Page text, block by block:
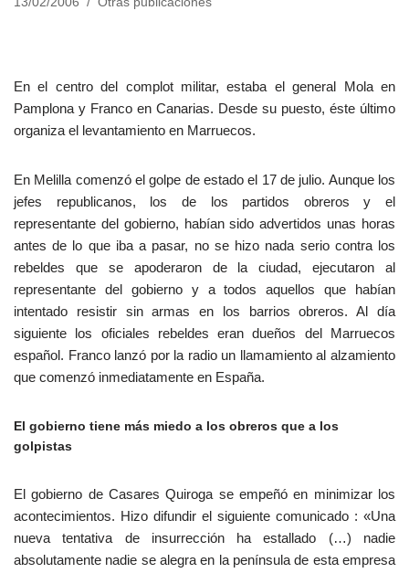
En el centro del complot militar, estaba el general Mola en
Pamplona y Franco en Canarias. Desde su puesto, éste último
organiza el levantamiento en Marruecos.
En Melilla comenzó el golpe de estado el 17 de julio. Aunque los
jefes republicanos, los de los partidos obreros y el
representante del gobierno, habían sido advertidos unas horas
antes de lo que iba a pasar, no se hizo nada serio contra los
rebeldes que se apoderaron de la ciudad, ejecutaron al
representante del gobierno y a todos aquellos que habían
intentado resistir sin armas en los barrios obreros. Al día
siguiente los oficiales rebeldes eran dueños del Marruecos
español. Franco lanzó por la radio un llamamiento al alzamiento
que comenzó inmediatamente en España.
El gobierno tiene más miedo a los obreros que a los
golpistas
El gobierno de Casares Quiroga se empeñó en minimizar los
acontecimientos. Hizo difundir el siguiente comunicado : «Una
nueva tentativa de insurrección ha estallado (…) nadie
absolutamente nadie se alegra en la península de esta empresa